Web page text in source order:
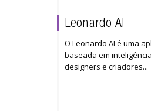
Leonardo AI
O Leonardo AI é uma
baseada em
designers e criadores...